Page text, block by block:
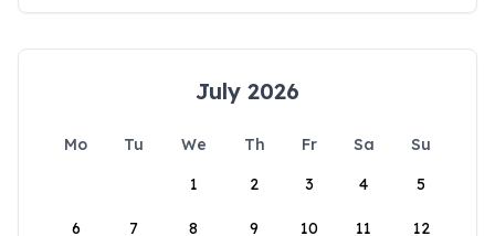
July 2026
Mo Tu We Th Fr Sa
Su
1
2 3 4 5
6 7 8 9 10 11 12